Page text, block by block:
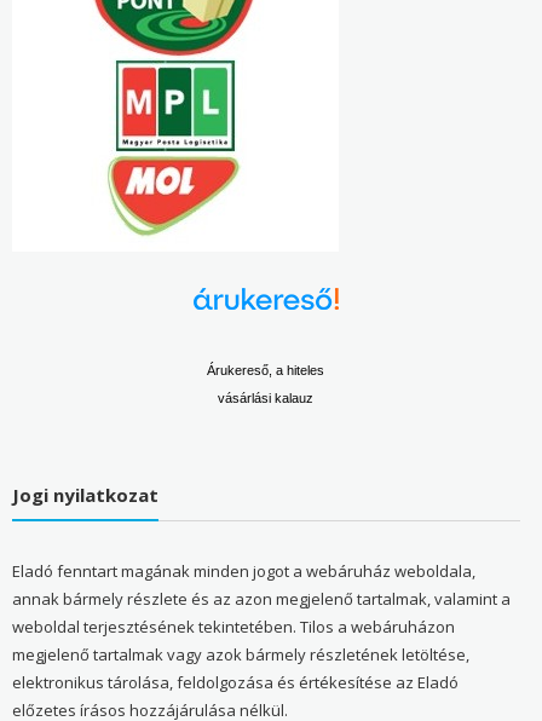
Árukereső, a hiteles
vásárlási kalauz
Jogi nyilatkozat
Eladó fenntart magának minden jogot a webáruház weboldala,
annak bármely részlete és az azon megjelenő tartalmak, valamint a
weboldal terjesztésének tekintetében. Tilos a webáruházon
megjelenő tartalmak vagy azok bármely részletének letöltése,
elektronikus tárolása, feldolgozása és értékesítése az Eladó
előzetes írásos hozzájárulása nélkül.